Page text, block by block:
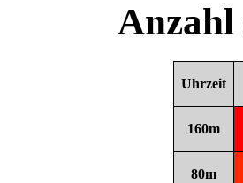
Anzahl
Uhrzeit
160m
80m